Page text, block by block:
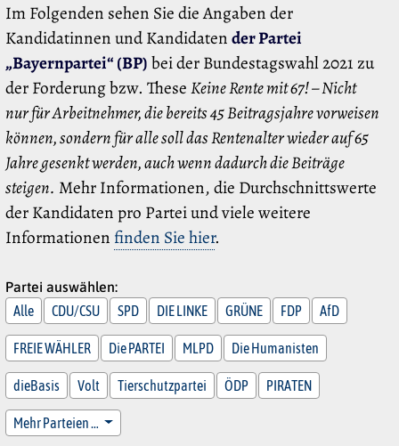
Im Folgenden sehen Sie die Angaben der
Kandidatinnen und Kandidatender Partei
„Bayernpartei“ (BP)bei der Bundestagswahl 2021 zu
der Forderung bzw. TheseKeine Rente mit 67! – Nicht
nur für Arbeitnehmer, die bereits 45 Beitragsjahre vorweisen
können, sondern für alle soll das Rentenalter wieder auf 65
Jahre gesenkt werden, auch wenn dadurch die Beiträge
steigen. Mehr Informationen, die Durchschnittswerte
der Kandidaten pro Partei und viele weitere
Informationen finden Sie hier.
Partei auswählen:
Alle
CDU/CSU SPD DIE LINKE GRÜNE FDP AfD
FREIE WÄHLER Die PARTEI MLPD Die Humanisten
dieBasis Volt Tierschutzpartei ÖDP PIRATEN
Mehr Parteien …